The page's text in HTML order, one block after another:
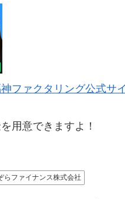
ファクタリング公式サ
用意できますよ！
らファイナンス株式会社